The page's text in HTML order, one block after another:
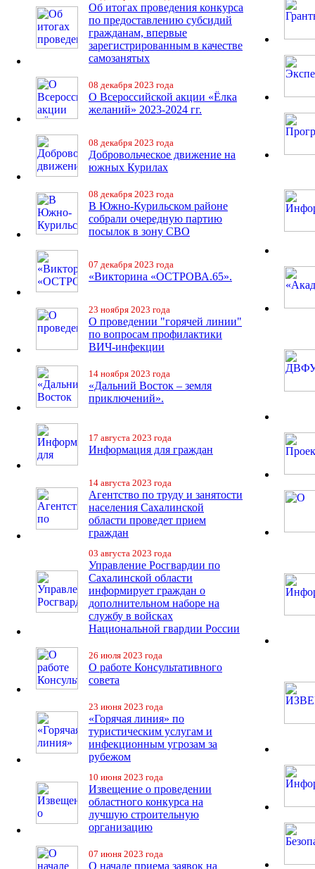
Об итогах проведения конкурса
по предоставлению субсидий
гражданам, впервые
зарегистрированным в качестве
самозанятых
08 декабря 2023 года
О Всероссийской акции «Ёлка
желаний» 2023-2024 гг.
08 декабря 2023 года
Добровольческое движение на
южных Курилах
08 декабря 2023 года
В Южно-Курильском районе
собрали очередную партию
посылок в зону СВО
07 декабря 2023 года
«Викторина «ОСТРОВА.65».
23 ноября 2023 года
О проведении "горячей линии"
по вопросам профилактики
ВИЧ-инфекции
14 ноября 2023 года
«Дальний Восток – земля
приключений».
17 августа 2023 года
Информация для граждан
14 августа 2023 года
Агентство по труду и занятости
населения Сахалинской
области проведет прием
граждан
03 августа 2023 года
Управление Росгвардии по
Сахалинской области
информирует граждан о
дополнительном наборе на
службу в войсках
Национальной гвардии России
26 июля 2023 года
О работе Консультативного
совета
23 июня 2023 года
«Горячая линия» по
туристическим услугам и
инфекционным угрозам за
рубежом
10 июня 2023 года
Извещение о проведении
областного конкурса на
лучшую строительную
организацию
07 июня 2023 года
О начале приема заявок на